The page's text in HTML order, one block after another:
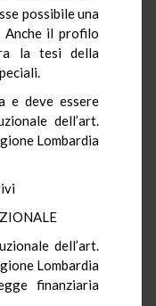
possibile una
Anche il profilo
la tesi della
e deve essere
dell’art.
Lombardia
dell’art.
Lombardia
finanziaria